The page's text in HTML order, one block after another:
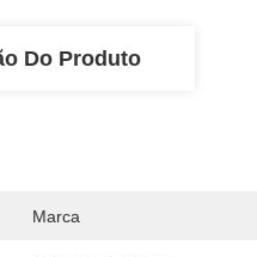
Do Produto
Marca